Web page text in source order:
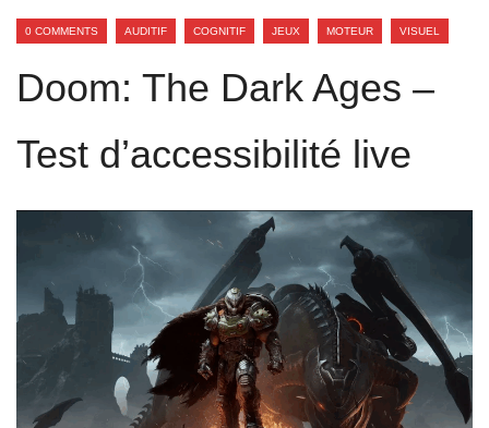
0 COMMENTS AUDITIF COGNITIF JEUX MOTEUR VISUEL
Doom: The Dark Ages –
Test d’accessibilité live